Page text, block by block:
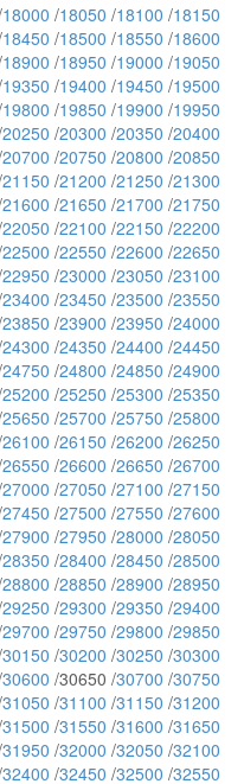
18000 /18050 /18100 /18150
18450 /18500 /18550 /18600
18900 /18950 /19000 /19050
19350 /19400 /19450 /19500
19800 /19850 /19900 /19950
20250 /20300 /20350 /20400
20700 /20750 /20800 /20850
21150 /21200 /21250 /21300
21600 /21650 /21700 /21750
22050 /22100 /22150 /22200
22500 /22550 /22600 /22650
22950 /23000 /23050 /23100
23400 /23450 /23500 /23550
23850 /23900 /23950 /24000
24300 /24350 /24400 /24450
24750 /24800 /24850 /24900
25200 /25250 /25300 /25350
25650 /25700 /25750 /25800
26100 /26150 /26200 /26250
26550 /26600 /26650 /26700
27000 /27050 /27100 /27150
27450 /27500 /27550 /27600
27900 /27950 /28000 /28050
28350 /28400 /28450 /28500
28800 /28850 /28900 /28950
29250 /29300 /29350 /29400
29700 /29750 /29800 /29850
30150 /30200 /30250 /30300
30600 /30650 /30700 /30750
31050 /31100 /31150 /31200
31500 /31550 /31600 /31650
31950 /32000 /32050 /32100
32400 /32450 /32500 /32550